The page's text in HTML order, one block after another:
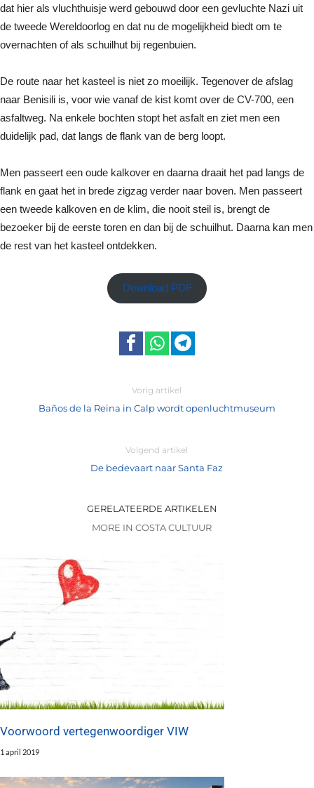
dat hier als vluchthuisje werd gebouwd door een gevluchte Nazi uit
de tweede Wereldoorlog en dat nu de mogelijkheid biedt om te
overnachten of als schuilhut bij regenbuien.
De route naar het kasteel is niet zo moeilijk. Tegenover de afslag
naar Benisili is, voor wie vanaf de kist komt over de CV-700, een
asfaltweg. Na enkele bochten stopt het asfalt en ziet men een
duidelijk pad, dat langs de flank van de berg loopt.
Men passeert een oude kalkover en daarna draait het pad langs de
flank en gaat het in brede zigzag verder naar boven. Men passeert
een tweede kalkoven en de klim, die nooit steil is, brengt de
bezoeker bij de eerste toren en dan bij de schuilhut. Daarna kan men
de rest van het kasteel ontdekken.
Download PDF
Vorig artikel
Baños de la Reina in Calp wordt openluchtmuseum
Volgend artikel
De bedevaart naar Santa Faz
GERELATEERDE ARTIKELEN
MORE IN COSTA CULTUUR
Voorwoord vertegenwoordiger VIW
1 april 2019